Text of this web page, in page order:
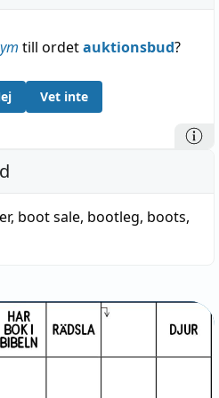
till ordetauktionsbud?
Vet inte
, boot sale, bootleg, boots,